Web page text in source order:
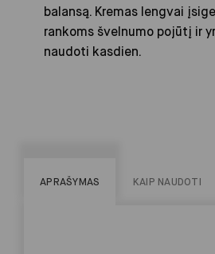
balansą. Kremas lengvai
rankoms švelnumo pojūtį ir
naudoti kasdien.
APRAŠYMAS KAIP NAUDOTI